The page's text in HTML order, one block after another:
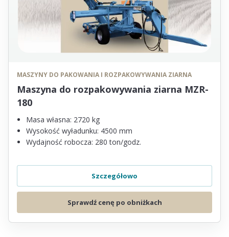
MASZYNY DO PAKOWANIA I ROZPAKOWYWANIA ZIARNA
Maszyna do rozpakowywania ziarna MZR-
180
Masa własna: 2720 kg
Wysokość wyładunku: 4500 mm
Wydajność robocza: 280 ton/godz.
Szczegółowo
Sprawdź cenę po obniżkach